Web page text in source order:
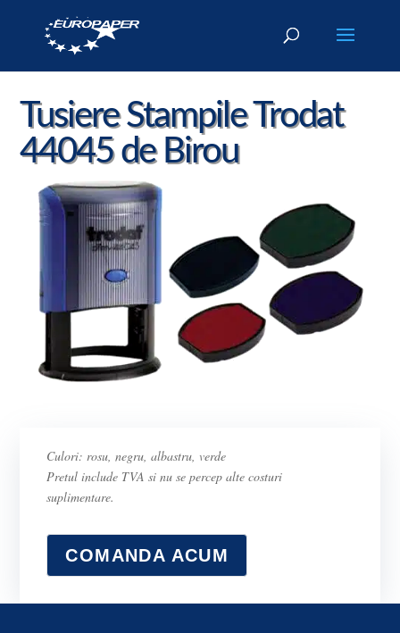
Tusiere Stampile Trodat
44045 de Birou
Culori: rosu, negru, albastru, verde
Pretul include TVA si nu se percep alte costuri
suplimentare.
COMANDA ACUM